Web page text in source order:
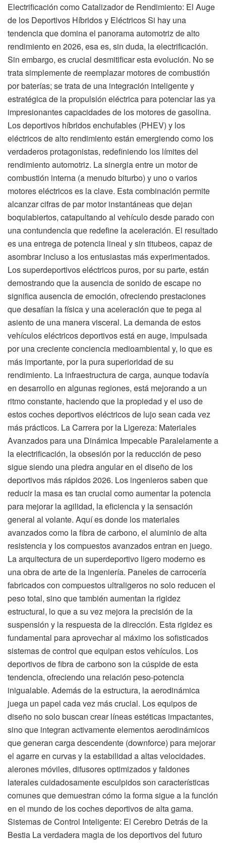
Electrificación como Catalizador de Rendimiento: El Auge
de los Deportivos Híbridos y Eléctricos Si hay una
tendencia que domina el panorama automotriz de alto
rendimiento en 2026, esa es, sin duda, la electrificación.
Sin embargo, es crucial desmitificar esta evolución. No se
trata simplemente de reemplazar motores de combustión
por baterías; se trata de una integración inteligente y
estratégica de la propulsión eléctrica para potenciar las ya
impresionantes capacidades de los motores de gasolina.
Los deportivos híbridos enchufables (PHEV) y los
eléctricos de alto rendimiento están emergiendo como los
verdaderos protagonistas, redefiniendo los límites del
rendimiento automotriz. La sinergia entre un motor de
combustión interna (a menudo biturbo) y uno o varios
motores eléctricos es la clave. Esta combinación permite
alcanzar cifras de par motor instantáneas que dejan
boquiabiertos, catapultando al vehículo desde parado con
una contundencia que redefine la aceleración. El resultado
es una entrega de potencia lineal y sin titubeos, capaz de
asombrar incluso a los entusiastas más experimentados.
Los superdeportivos eléctricos puros, por su parte, están
demostrando que la ausencia de sonido de escape no
significa ausencia de emoción, ofreciendo prestaciones
que desafían la física y una aceleración que te pega al
asiento de una manera visceral. La demanda de estos
vehículos eléctricos deportivos está en auge, impulsada
por una creciente conciencia medioambiental y, lo que es
más importante, por la pura superioridad de su
rendimiento. La infraestructura de carga, aunque todavía
en desarrollo en algunas regiones, está mejorando a un
ritmo constante, haciendo que la propiedad y el uso de
estos coches deportivos eléctricos de lujo sean cada vez
más prácticos. La Carrera por la Ligereza: Materiales
Avanzados para una Dinámica Impecable Paralelamente a
la electrificación, la obsesión por la reducción de peso
sigue siendo una piedra angular en el diseño de los
deportivos más rápidos 2026. Los ingenieros saben que
reducir la masa es tan crucial como aumentar la potencia
para mejorar la agilidad, la eficiencia y la sensación
general al volante. Aquí es donde los materiales
avanzados como la fibra de carbono, el aluminio de alta
resistencia y los compuestos avanzados entran en juego.
La arquitectura de un superdeportivo ligero moderno es
una obra de arte de la ingeniería. Paneles de carrocería
fabricados con compuestos ultraligeros no solo reducen el
peso total, sino que también aumentan la rigidez
estructural, lo que a su vez mejora la precisión de la
suspensión y la respuesta de la dirección. Esta rigidez es
fundamental para aprovechar al máximo los sofisticados
sistemas de control que equipan estos vehículos. Los
deportivos de fibra de carbono son la cúspide de esta
tendencia, ofreciendo una relación peso-potencia
inigualable. Además de la estructura, la aerodinámica
juega un papel cada vez más crucial. Los equipos de
diseño no solo buscan crear líneas estéticas impactantes,
sino que integran activamente elementos aerodinámicos
que generan carga descendente (downforce) para mejorar
el agarre en curvas y la estabilidad a altas velocidades.
alerones móviles, difusores optimizados y faldones
laterales cuidadosamente esculpidos son características
comunes que demuestran cómo la forma sigue a la función
en el mundo de los coches deportivos de alta gama.
Sistemas de Control Inteligente: El Cerebro Detrás de la
Bestia La verdadera magia de los deportivos del futuro